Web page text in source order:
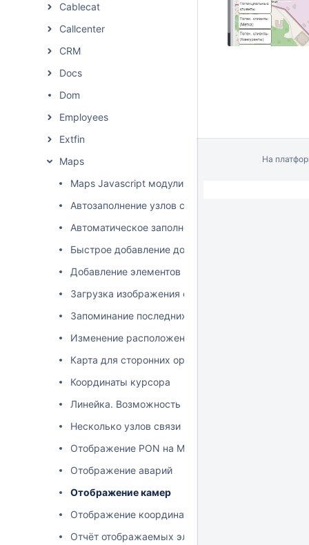
Cablecat
Callcenter
CRM
Docs
Dom
Employees
Extfin
Maps
Maps Javascript модули
Автозаполнение узлов связи при добавлении
Автоматическое заполнение координат
Быстрое добавление домов
Добавление элементов на карту
Загрузка изображения с увеличенной версией
Запоминание последних координат
Изменение расположения объектов
Карта для сторонних организаций
Координаты курсора
Линейка. Возможность измерить расстояние
Несколько узлов связи по одному адресу
Отображение PON на Maps
Отображение аварий
Отображение камер
Отображение координат
Отчёт отображаемых элементов
На